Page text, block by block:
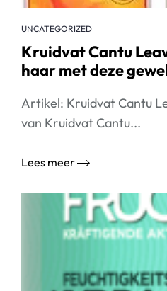
UNCATEGORIZED
Kruidvat Cantu
haar met deze
Artikel: Kruidvat Cantu
van Kruidvat Cantu...
Lees meer